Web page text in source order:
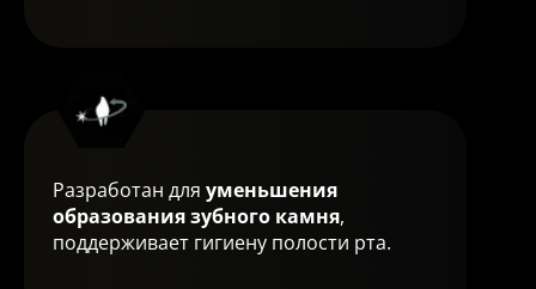
Разработан для уменьшения
образования зубного камня,
поддерживает гигиену полости рта.